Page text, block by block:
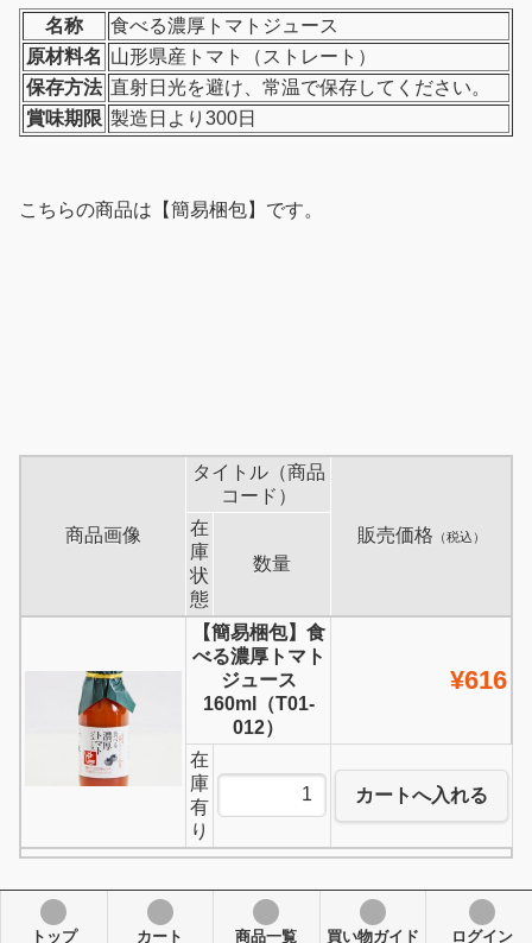
名称
食べる濃厚トマトジュース
原材料名 山形県産トマト（ストレート）
保存方法 直射日光を避け、常温で保存してください。
賞味期限 製造日より300日
こちらの商品は【簡易梱包】です。
商品画像
タイトル（商品
コード）
販売価格 （税込）
在
庫
状
態
数量
【簡易梱包】食
べる濃厚トマト
ジュース
160ml（T01-
012）
¥616
在
庫
有
り
カートへ入れる
トップ カート 商品一覧 買い物ガイド ログイン